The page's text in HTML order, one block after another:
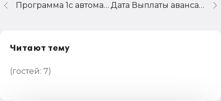
Дата Выплаты аванса за февраль 2026
Программа 1с автоматически принимает к зачету 1% за 2025 год
Читают тему
(гостей: 7)